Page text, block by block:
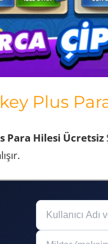
Plus
Para Hilesi Ücretsiz